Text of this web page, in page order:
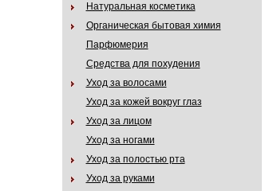
Натуральная косметика
Органическая бытовая химия
Парфюмерия
Средства для похудения
Уход за волосами
Уход за кожей вокруг глаз
Уход за лицом
Уход за ногами
Уход за полостью рта
Уход за руками